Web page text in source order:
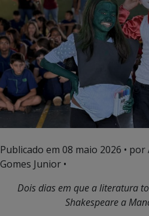
Publicado em 08 maio 2026 •
Gomes Junior •
Dois dias em que a literatura
Shakespeare a